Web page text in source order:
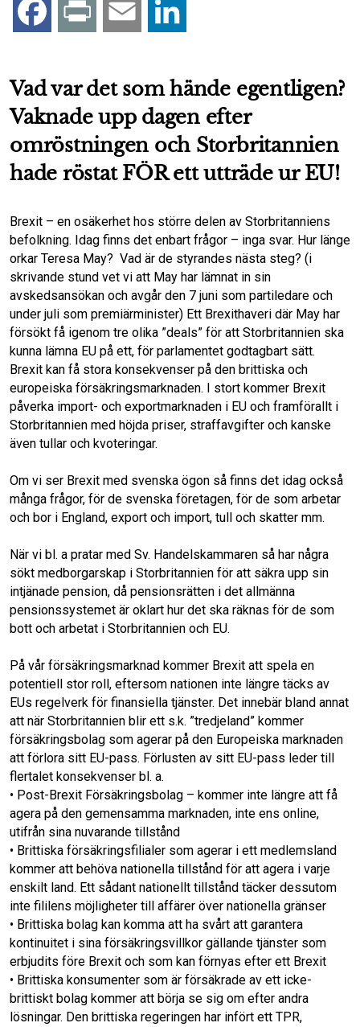
c
e
b
o
k
n
t
a
i
l
n
k
e
I
n
Vad var det som hände egentligen?
Vaknade upp dagen efter
omröstningen och Storbritannien
hade röstat FÖR ett utträde ur EU!
Brexit – en osäkerhet hos större delen av Storbritanniens
befolkning. Idag finns det enbart frågor – inga svar. Hur länge
orkar Teresa May? Vad är de styrandes nästa steg? (i
skrivande stund vet vi att May har lämnat in sin
avskedsansökan och avgår den 7 juni som partiledare och
under juli som premiärminister) Ett Brexithaveri där May har
försökt få igenom tre olika ”deals” för att Storbritannien ska
kunna lämna EU på ett, för parlamentet godtagbart sätt.
Brexit kan få stora konsekvenser på den brittiska och
europeiska försäkringsmarknaden. I stort kommer Brexit
påverka import- och exportmarknaden i EU och framförallt i
Storbritannien med höjda priser, straffavgifter och kanske
även tullar och kvoteringar.
Om vi ser Brexit med svenska ögon så finns det idag också
många frågor, för de svenska företagen, för de som arbetar
och bor i England, export och import, tull och skatter mm.
När vi bl. a pratar med Sv. Handelskammaren så har några
sökt medborgarskap i Storbritannien för att säkra upp sin
intjänade pension, då pensionsrätten i det allmänna
pensionssystemet är oklart hur det ska räknas för de som
bott och arbetat i Storbritannien och EU.
På vår försäkringsmarknad kommer Brexit att spela en
potentiell stor roll, eftersom nationen inte längre täcks av
EUs regelverk för finansiella tjänster. Det innebär bland annat
att när Storbritannien blir ett s.k. ”tredjeland” kommer
försäkringsbolag som agerar på den Europeiska marknaden
att förlora sitt EU-pass. Förlusten av sitt EU-pass leder till
flertalet konsekvenser bl. a.
• Post-Brexit Försäkringsbolag – kommer inte längre att få
agera på den gemensamma marknaden, inte ens online,
utifrån sina nuvarande tillstånd
• Brittiska försäkringsfilialer som agerar i ett medlemsland
kommer att behöva nationella tillstånd för att agera i varje
enskilt land. Ett sådant nationellt tillstånd täcker dessutom
inte fililens möjligheter till affärer över nationella gränser
• Brittiska bolag kan komma att ha svårt att garantera
kontinuitet i sina försäkringsvillkor gällande tjänster som
erbjudits före Brexit och som kan förnyas efter ett Brexit
• Brittiska konsumenter som är försäkrade av ett icke-
brittiskt bolag kommer att börja se sig om efter andra
lösningar. Den brittiska regeringen har infört ett TPR,